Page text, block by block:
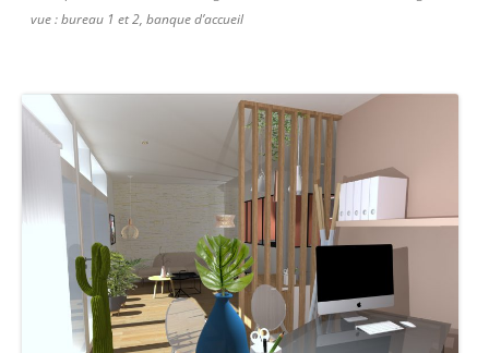
vue : bureau 1 et 2, banque d’accueil